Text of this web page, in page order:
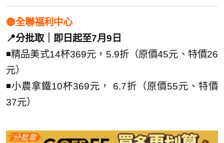
🟡全聯福利中心
📍分批取｜即日起至7月9日
◾精品美式14杯369元，5.9折（原價45元、特價26
元）
◾小農拿鐵10杯369元， 6.7折（原價55元、特價
37元）